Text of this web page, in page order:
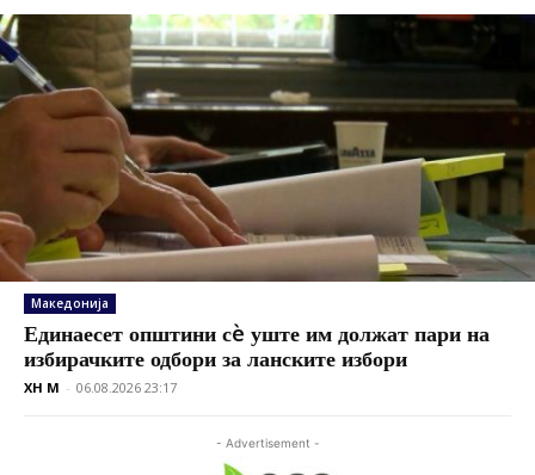
Македонија
Единаесет општини сè уште им должат пари на
избирачките одбори за ланските избори
XH M - 06.08.2026 23:17
- Advertisement -